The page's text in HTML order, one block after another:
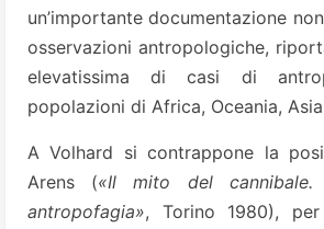
un’importante documentazione
osservazioni antropologiche,
elevatissima di casi di
popolazioni di Africa, Oceania,
A Volhard si contrappone la
Arens («Il mito del cannibale.
antropofagia», Torino 1980),